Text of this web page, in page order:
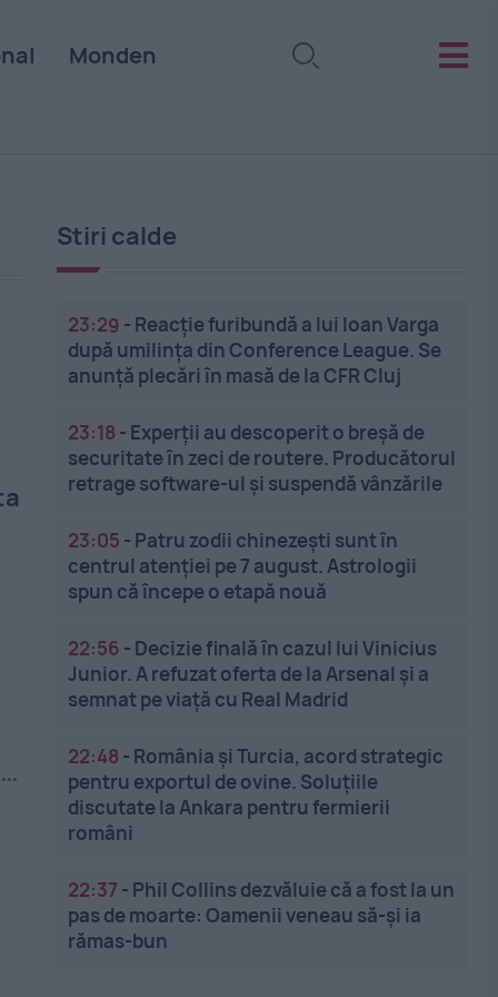
Monden
Stiri calde
23:29 - Reacție furibundă a lui Ioan Varga
după umilința din Conference League. Se
anunță plecări în masă de la CFR Cluj
23:18 - Experții au descoperit o breșă de
securitate în zeci de routere. Producătorul
retrage software-ul și suspendă vânzările
23:05 - Patru zodii chinezești sunt în
centrul atenției pe 7 august. Astrologii
spun că începe o etapă nouă
22:56 - Decizie finală în cazul lui Vinicius
Junior. A refuzat oferta de la Arsenal și a
semnat pe viață cu Real Madrid
22:48 - România și Turcia, acord strategic
pentru exportul de ovine. Soluțiile
discutate la Ankara pentru fermierii
români
22:37 - Phil Collins dezvăluie că a fost la un
pas de moarte: Oamenii veneau să-și ia
rămas-bun